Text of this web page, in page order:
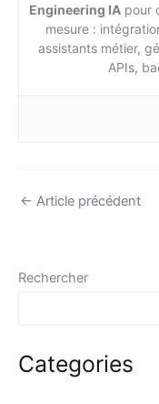
Engineering IA pour
mesure :
assistants métier,
APIs,
← Article précédent
Rechercher
Categories